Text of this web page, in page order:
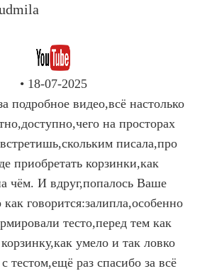
• 18-07-2025
подробное видео,всё настолько
на просторах
писала,про
приобретать корзинки,как
чём. И вдруг,попалось Ваше
говорится:залипла,особенно
тесто,перед тем как
умело и так ловко
тестом,ещё раз спасибо за всё